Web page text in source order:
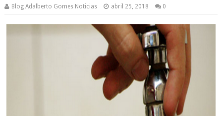
Blog Adalberto Gomes Noticias abril 25, 2018 0